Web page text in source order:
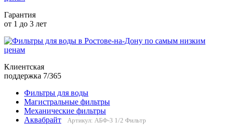
Гарантия
от 1 до 3 лет
Клиентская
поддержка 7/365
Фильтры для воды
Магистральные фильтры
Механические фильтры
Аквабрайт
Артикул: АБФ-3 1/2 Фильтр